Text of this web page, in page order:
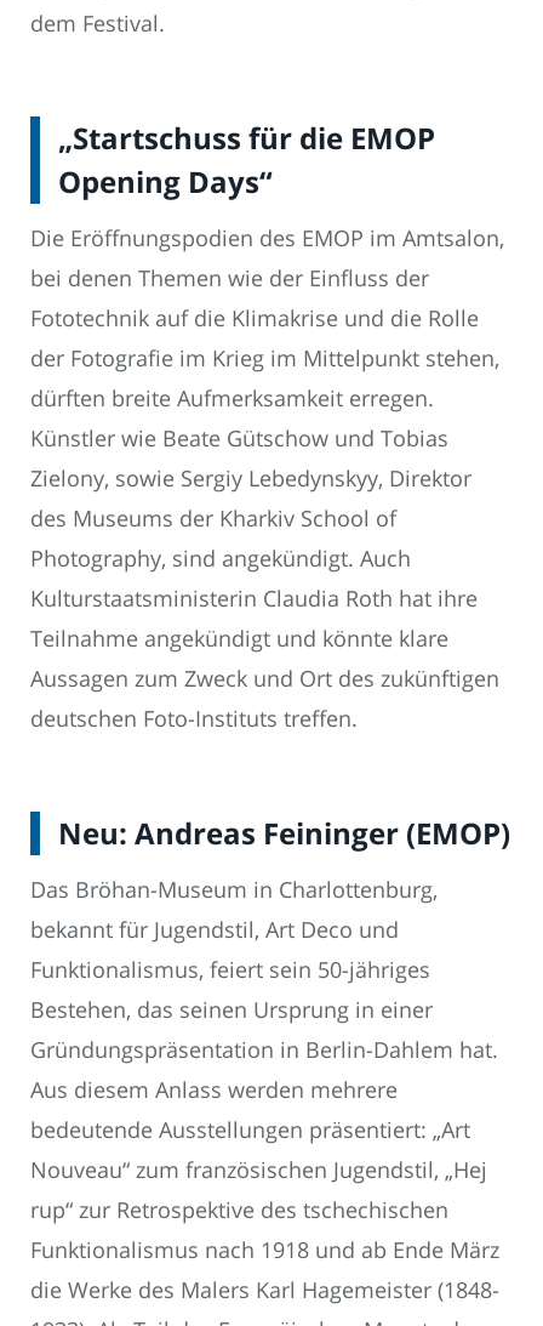
dem Festival.
„Startschuss für die EMOP
Opening Days“
Die Eröffnungspodien des EMOP im Amtsalon,
bei denen Themen wie der Einfluss der
Fototechnik auf die Klimakrise und die Rolle
der Fotografie im Krieg im Mittelpunkt stehen,
dürften breite Aufmerksamkeit erregen.
Künstler wie Beate Gütschow und Tobias
Zielony, sowie Sergiy Lebedynskyy, Direktor
des Museums der Kharkiv School of
Photography, sind angekündigt. Auch
Kulturstaatsministerin Claudia Roth hat ihre
Teilnahme angekündigt und könnte klare
Aussagen zum Zweck und Ort des zukünftigen
deutschen Foto-Instituts treffen.
Neu: Andreas Feininger (EMOP)
Das Bröhan-Museum in Charlottenburg,
bekannt für Jugendstil, Art Deco und
Funktionalismus, feiert sein 50-jähriges
Bestehen, das seinen Ursprung in einer
Gründungspräsentation in Berlin-Dahlem hat.
Aus diesem Anlass werden mehrere
bedeutende Ausstellungen präsentiert: „Art
Nouveau“ zum französischen Jugendstil, „Hej
rup“ zur Retrospektive des tschechischen
Funktionalismus nach 1918 und ab Ende März
die Werke des Malers Karl Hagemeister (1848-